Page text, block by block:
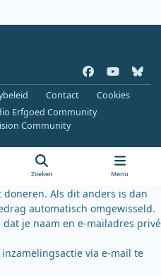
a
c
e
k
o
u
b
l
u
k
y
Contact
Cookies
Erfgoed Community
Community
Zoeken Menu
Als dit anders is dan
automatisch omgewisseld.
je naam en e-mailadres privé
via e-mail te